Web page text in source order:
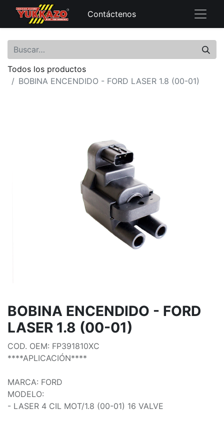
Contáctenos
Todos los productos
BOBINA ENCENDIDO - FORD LASER 1.8 (00-01)
BOBINA ENCENDIDO - FORD
LASER 1.8 (00-01)
COD. OEM: FP391810XC
****APLICACIÓN****
MARCA: FORD
MODELO:
- LASER 4 CIL MOT/1.8 (00-01) 16 VALVE